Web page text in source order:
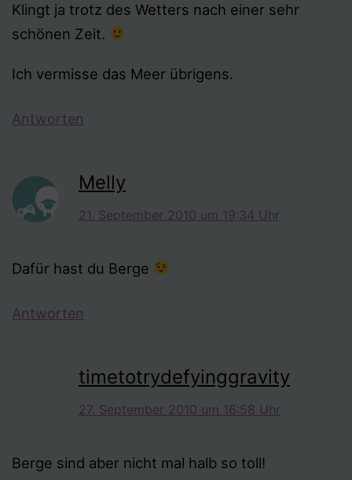
Klingt ja trotz des Wetters nach einer sehr
schönen Zeit.
Ich vermisse das Meer übrigens.
Antworten
Melly
21. September 2010 um 19:34 Uhr
Dafür hast du Berge
Antworten
timetotrydefyinggravity
27. September 2010 um 16:58 Uhr
Berge sind aber nicht mal halb so toll!